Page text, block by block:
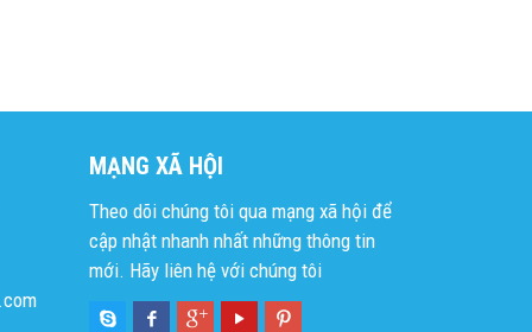
MẠNG XÃ HỘI
Theo dõi chúng tôi qua mạng xã hội để
cập nhật nhanh nhất những thông tin
mới. Hãy liên hệ với chúng tôi